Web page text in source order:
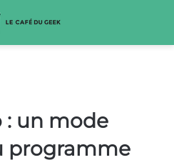
: un mode
programme